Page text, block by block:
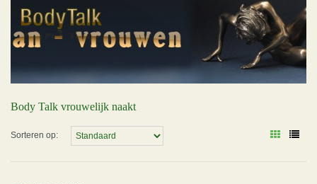
Body Talk vrouwelijk naakt
Sorteren op: